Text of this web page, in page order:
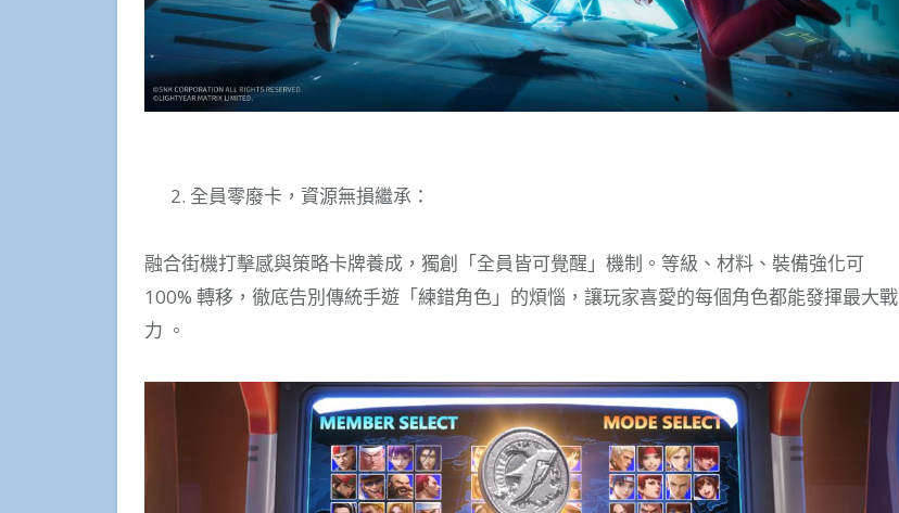
全員零廢卡，資源無損繼承：
融合街機打擊感與策略卡牌養成，獨創「全員皆可覺醒」機制。等級、材料、裝備強化可
100% 轉移，徹底告別傳統手遊「練錯角色」的煩惱，讓玩家喜愛的每個角色都能發揮最大戰
力 。